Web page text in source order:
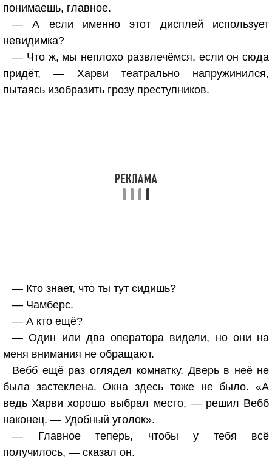
понимаешь, главное.
— А если именно этот дисплей использует
невидимка?
— Что ж, мы неплохо развлечёмся, если он сюда
придёт, — Харви театрально напружинился,
пытаясь изобразить грозу преступников.
— Кто знает, что ты тут сидишь?
— Чамберс.
— А кто ещё?
— Один или два оператора видели, но они на
меня внимания не обращают.
Вебб ещё раз оглядел комнатку. Дверь в неё не
была застеклена. Окна здесь тоже не было. «А
ведь Харви хорошо выбрал место, — решил Вебб
наконец. — Удобный уголок».
— Главное теперь, чтобы у тебя всё
получилось, — сказал он.